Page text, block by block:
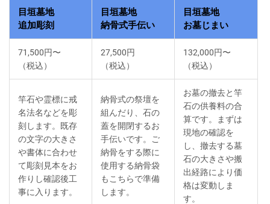
目垣墓地
追加彫刻
目垣墓地
納骨式手伝い
目垣墓地
お墓じまい
71,500円〜
（税込）
27,500円
（税込）
132,000円〜
（税込）
竿石や霊標に戒
名法名などを彫
刻します。既存
の文字の大きさ
や書体に合わせ
て彫刻見本をお
作りし確認後工
事に入ります。
納骨式の祭壇を
組んだり、石の
蓋を開閉するお
手伝いです。ご
納骨をする際に
使用する納骨袋
もこちらで準備
します。
お墓の撤去と竿
石の供養料の合
算です。まずは
現地の確認を
し、撤去する墓
石の大きさや搬
出経路により価
格は変動しま
す。